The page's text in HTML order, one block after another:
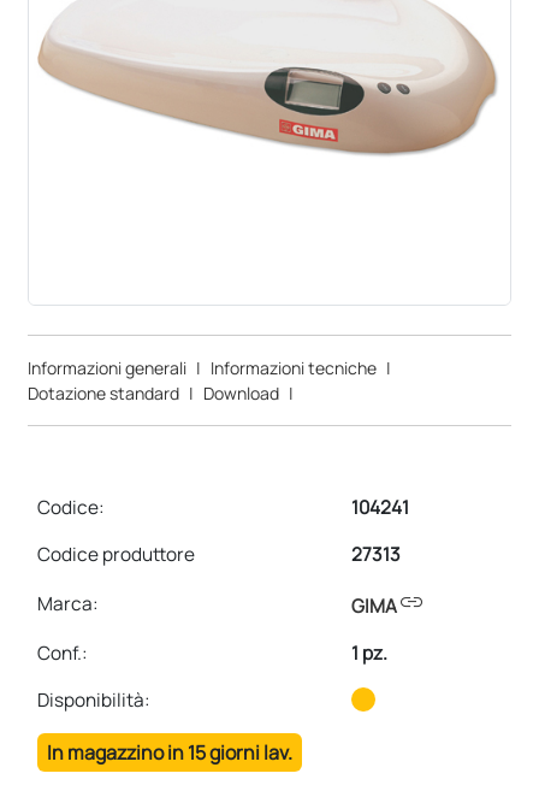
Informazioni generali | Informazioni tecniche |
Dotazione standard | Download |
Codice:
104241
Codice produttore
27313
Marca:
GIMAlink
Conf.:
1 pz.
Disponibilità:
In magazzino in 15 giorni lav.